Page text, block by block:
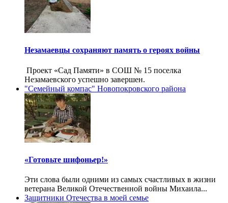
Незамаевцы сохраняют память о героях войны
Проект «Сад Памяти» в СОШ № 15 поселка
Незамаевского успешно завершен.
"Семейный компас" Новопокровского района
«Готовьте шифоньер!»
Эти слова были одними из самых счастливых в жизни
ветерана Великой Отечественной войны Михаила...
Защитники Отечества в моей семье